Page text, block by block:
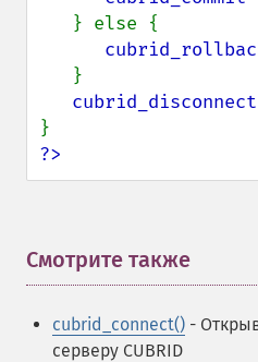
cubrid_disconnect
?>
Смотрите также
cubrid_connect() -
серверу CUBRID